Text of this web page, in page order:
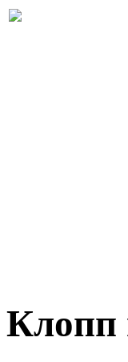
Клопп